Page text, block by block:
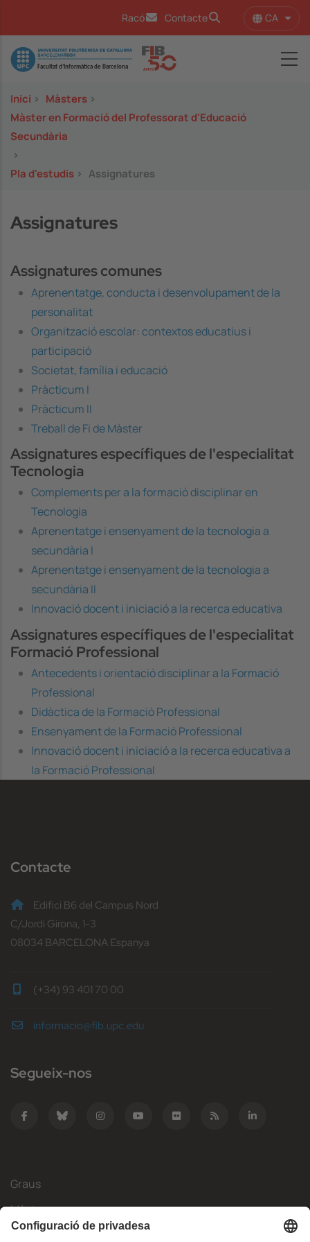
Racó Contacte CA
Image
Inici > Màsters >
Màster en Formació del Professorat d'Educació
Secundària
>
Pla d'estudis > Assignatures
Assignatures
Assignatures comunes
Aprenentatge, conducta i desenvolupament de la
personalitat
Organització escolar: contextos educatius i
participació
Societat, família i educació
Pràcticum I
Pràcticum II
Treball de Fi de Màster
Assignatures específiques de l'especialitat
Tecnologia
Complements per a la formació disciplinar en
Tecnologia
Aprenentatge i ensenyament de la tecnologia a
secundària I
Aprenentatge i ensenyament de la tecnologia a
secundària II
Innovació docent i iniciació a la recerca educativa
Assignatures específiques de l'especialitat
Formació Professional
Antecedents i orientació disciplinar a la Formació
Professional
Didàctica de la Formació Professional
Ensenyament de la Formació Professional
Innovació docent i iniciació a la recerca educativa a
la Formació Professional
Contacte
Edifici B6 del Campus Nord
C/Jordi Girona, 1-3
08034 BARCELONA Espanya
(+34) 93 401 70 00
informacio@fib.upc.edu
Segueix-nos
Graus
Màsters
Mobilitat Internacional